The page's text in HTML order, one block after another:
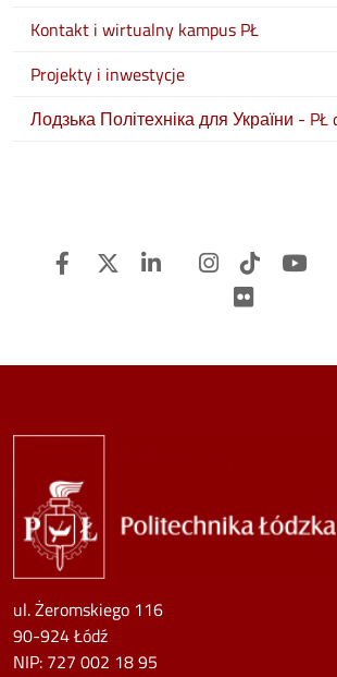
Kontakt i wirtualny kampus PŁ
Projekty i inwestycje
Лодзька Політехніка для України -
Facebook
Twitter LinkedinInstagram
TiTok
ul. Żeromskiego 116
90-924 Łódź
NIP: 727 002 18 95